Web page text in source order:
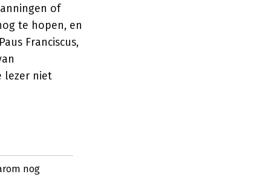
of
te hopen, en
Franciscus,
lezer niet
nog